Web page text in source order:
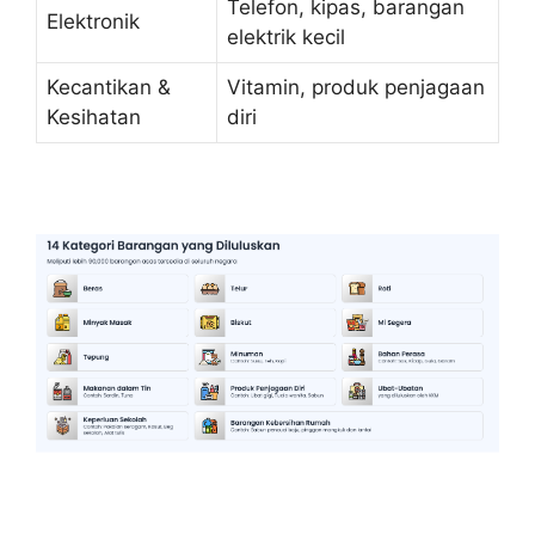
Elektronik
Telefon, kipas, barangan
elektrik kecil
Kecantikan &
Kesihatan
Vitamin, produk penjagaan
diri